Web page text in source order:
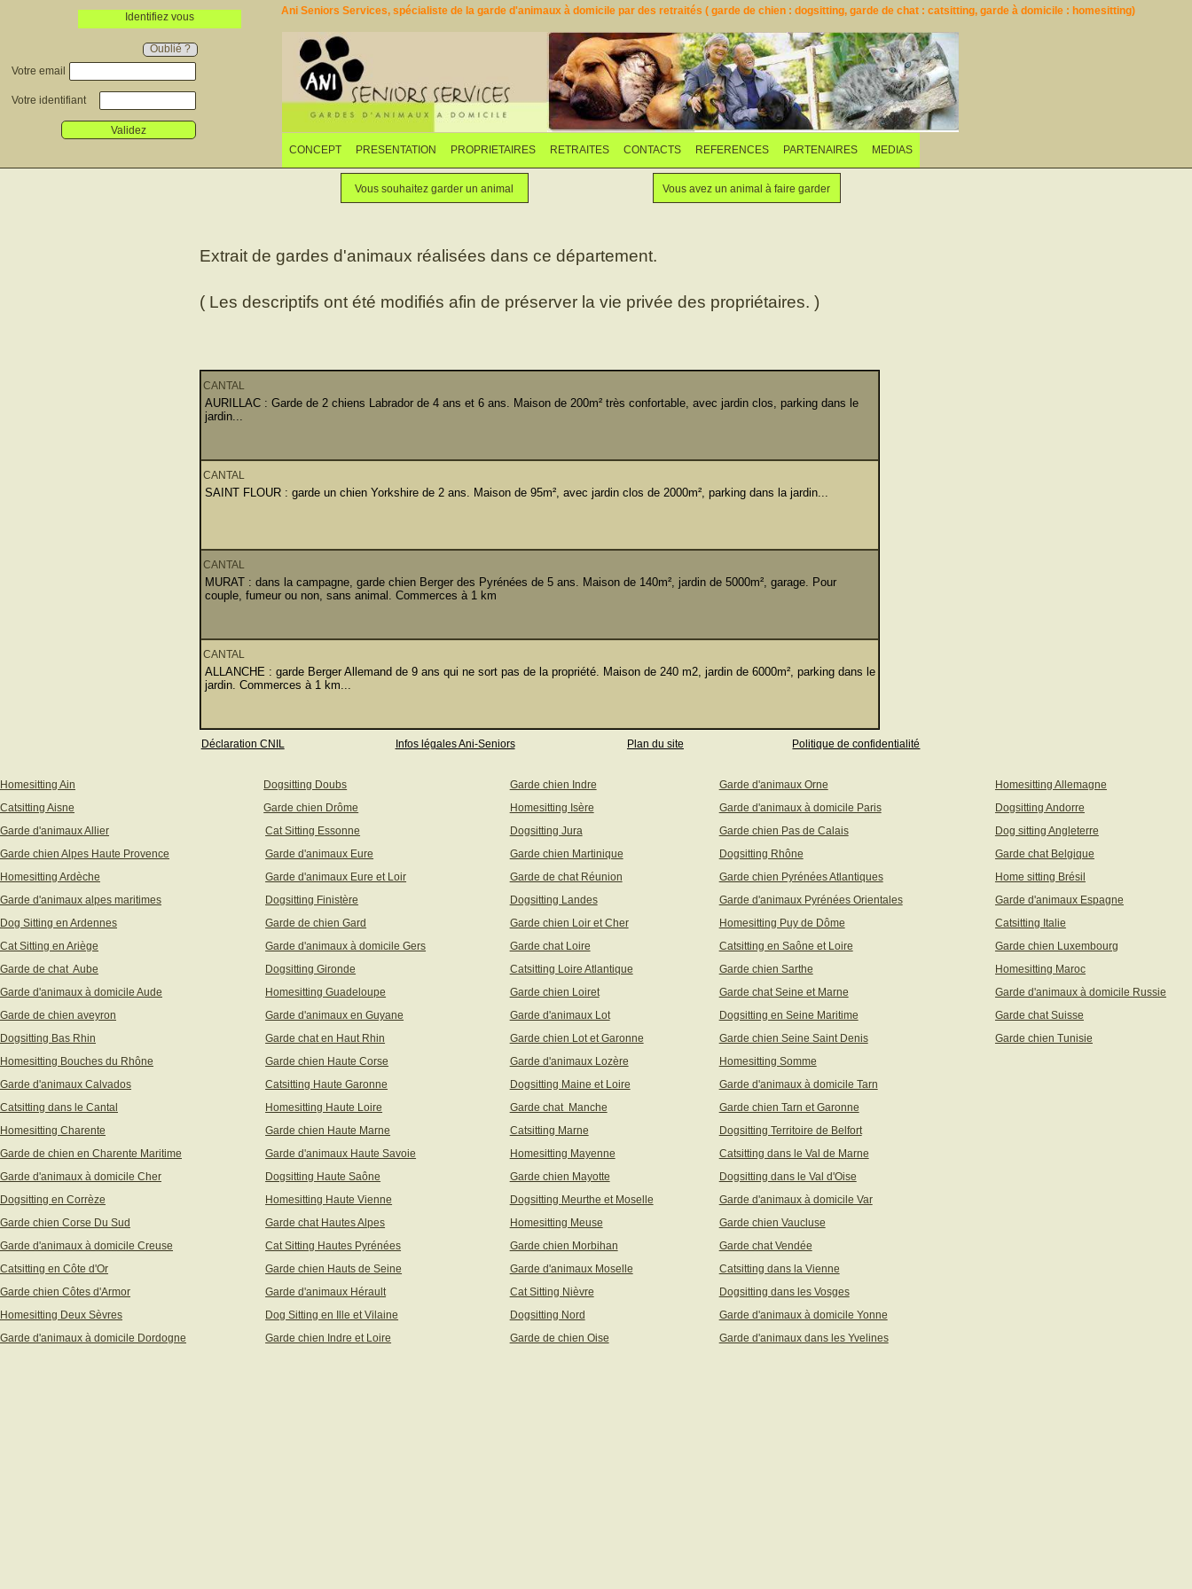
Identifiez vous
Oublié ?
Votre email
Votre identifiant
Validez
Ani Seniors Services, spécialiste de la garde d'animaux à domicile par des retraités ( garde de chien : dogsitting, garde de chat : catsitting, garde à domicile : homesitting)
CONCEPT PRESENTATION PROPRIETAIRES
Faites garder votre animal
RETRAITES
Vous souhaitez garder un animal
CONTACTS REFERENCES PARTENAIRES MEDIAS
Vous souhaitez garder un animal Vous avez un animal à faire garder
Extrait de gardes d'animaux réalisées dans ce département.
( Les descriptifs ont été modifiés afin de préserver la vie privée des propriétaires. )
CANTAL
AURILLAC : Garde de 2 chiens Labrador de 4 ans et 6 ans. Maison de 200m² très confortable, avec jardin clos, parking dans le
jardin...
CANTAL
SAINT FLOUR : garde un chien Yorkshire de 2 ans. Maison de 95m², avec jardin clos de 2000m², parking dans la jardin...
CANTAL
MURAT : dans la campagne, garde chien Berger des Pyrénées de 5 ans. Maison de 140m², jardin de 5000m², garage. Pour
couple, fumeur ou non, sans animal. Commerces à 1 km
CANTAL
ALLANCHE : garde Berger Allemand de 9 ans qui ne sort pas de la propriété. Maison de 240 m2, jardin de 6000m², parking dans le
jardin. Commerces à 1 km...
Déclaration CNIL Infos légales Ani-Seniors Plan du site Politique de confidentialité
Homesitting Ain Dogsitting Doubs Garde chien Indre Garde d'animaux Orne
Homesitting Allemagne
Catsitting Aisne
Garde chien Drôme Homesitting Isère Garde d'animaux à domicile Paris
Dogsitting Andorre
Garde d'animaux Allier
Cat Sitting Essonne Dogsitting Jura Garde chien Pas de Calais
Dog sitting Angleterre
Garde chien Alpes Haute Provence
Garde d'animaux Eure Garde chien Martinique Dogsitting Rhône
Garde chat Belgique
Homesitting Ardèche
Garde d'animaux Eure et Loir Garde de chat Réunion Garde chien Pyrénées Atlantiques
Home sitting Brésil
Garde d'animaux alpes maritimes
Dogsitting Finistère Dogsitting Landes Garde d'animaux Pyrénées Orientales
Garde d'animaux Espagne
Dog Sitting en Ardennes
Garde de chien Gard Garde chien Loir et Cher Homesitting Puy de Dôme
Catsitting Italie
Cat Sitting en Ariège
Garde d'animaux à domicile Gers Garde chat Loire Catsitting en Saône et Loire
Garde chien Luxembourg
Garde de chat Aube
Dogsitting Gironde Catsitting Loire Atlantique Garde chien Sarthe
Homesitting Maroc
Garde d'animaux à domicile Aude
Homesitting Guadeloupe Garde chien Loiret Garde chat Seine et Marne
Garde d'animaux à domicile Russie
Garde de chien aveyron
Garde d'animaux en Guyane Garde d'animaux Lot Dogsitting en Seine Maritime
Garde chat Suisse
Dogsitting Bas Rhin
Garde chat en Haut Rhin Garde chien Lot et Garonne Garde chien Seine Saint Denis
Garde chien Tunisie
Homesitting Bouches du Rhône
Garde chien Haute Corse Garde d'animaux Lozère
Homesitting Somme
Garde d'animaux Calvados
Catsitting Haute Garonne Dogsitting Maine et Loire
Garde d'animaux à domicile Tarn
Catsitting dans le Cantal
Homesitting Haute Loire Garde chat Manche
Garde chien Tarn et Garonne
Homesitting Charente
Garde chien Haute Marne Catsitting Marne
Dogsitting Territoire de Belfort
Garde de chien en Charente Maritime
Garde d'animaux Haute Savoie Homesitting Mayenne
Catsitting dans le Val de Marne
Garde d'animaux à domicile Cher
Dogsitting Haute Saône Garde chien Mayotte
Dogsitting dans le Val d'Oise
Dogsitting en Corrèze
Homesitting Haute Vienne Dogsitting Meurthe et Moselle
Garde d'animaux à domicile Var
Garde chien Corse Du Sud
Garde chat Hautes Alpes Homesitting Meuse
Garde chien Vaucluse
Garde d'animaux à domicile Creuse
Cat Sitting Hautes Pyrénées Garde chien Morbihan
Garde chat Vendée
Catsitting en Côte d'Or
Garde chien Hauts de Seine Garde d'animaux Moselle
Catsitting dans la Vienne
Garde chien Côtes d'Armor
Garde d'animaux Hérault Cat Sitting Nièvre
Dogsitting dans les Vosges
Homesitting Deux Sèvres
Dog Sitting en Ille et Vilaine Dogsitting Nord
Garde d'animaux à domicile Yonne
Garde d'animaux à domicile Dordogne
Garde chien Indre et Loire Garde de chien Oise Garde d'animaux dans les Yvelines